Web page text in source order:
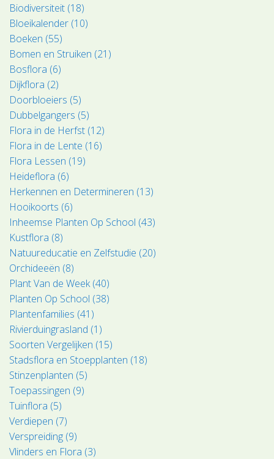
Biodiversiteit (18)
Bloeikalender (10)
Boeken (55)
Bomen en Struiken (21)
Bosflora (6)
Dijkflora (2)
Doorbloeiers (5)
Dubbelgangers (5)
Flora in de Herfst (12)
Flora in de Lente (16)
Flora Lessen (19)
Heideflora (6)
Herkennen en Determineren (13)
Hooikoorts (6)
Inheemse Planten Op School (43)
Kustflora (8)
Natuureducatie en Zelfstudie (20)
Orchideeën (8)
Plant Van de Week (40)
Planten Op School (38)
Plantenfamilies (41)
Rivierduingrasland (1)
Soorten Vergelijken (15)
Stadsflora en Stoepplanten (18)
Stinzenplanten (5)
Toepassingen (9)
Tuinflora (5)
Verdiepen (7)
Verspreiding (9)
Vlinders en Flora (3)